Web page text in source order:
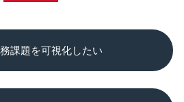
課題を可視化したい